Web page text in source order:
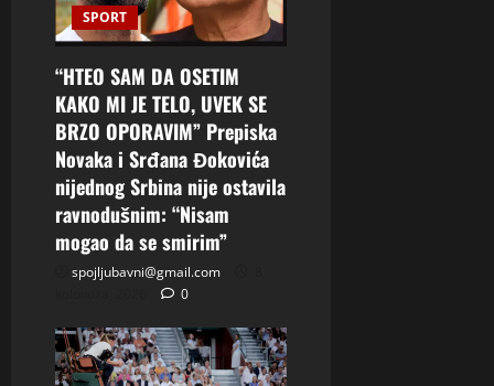
SPORT
“HTEO SAM DA OSETIM
KAKO MI JE TELO, UVEK SE
BRZO OPORAVIM” Prepiska
Novaka i Srđana Đokovića
nijednog Srbina nije ostavila
ravnodušnim: “Nisam
mogao da se smirim”
spojljubavni@gmail.com
0